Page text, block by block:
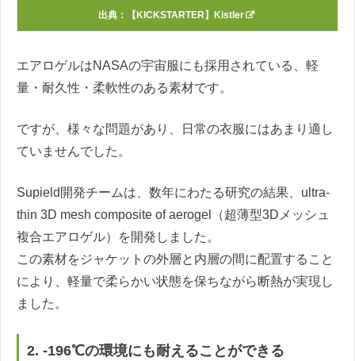
出典： 【KICKSTARTER】Kistler
エアロゲルはNASAの宇宙服にも採用されている、軽
量・耐久性・柔軟性のある素材です。
ですが、様々な問題があり、日常の衣服にはあまり適し
ていませんでした。
Supield開発チームは、数年にわたる研究の結果、ultra-
thin 3D mesh composite of aerogel（超薄型3Dメッシュ
複合エアロゲル）を開発しました。
この素材をジャケットの外層と内層の間に配置すること
により、軽量で柔らかい状態を保ちながら断熱が実現し
ました。
2. -196℃の環境にも耐えることができる